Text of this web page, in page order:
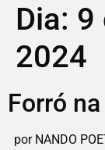
Dia: 9
2024
Forró
por NANDO